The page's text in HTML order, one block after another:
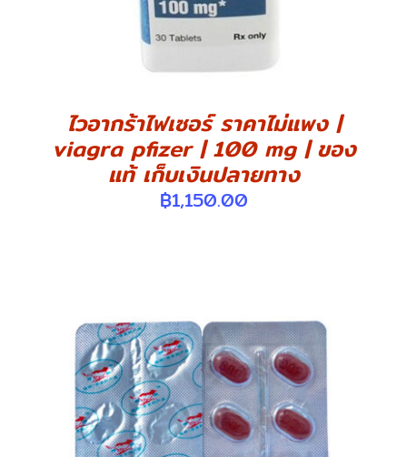
ไวอากร้าไฟเซอร์ ราคาไม่แพง |
viagra pfizer | 100 mg | ของ
แท้ เก็บเงินปลายทาง
฿1,150.00
DETAILS